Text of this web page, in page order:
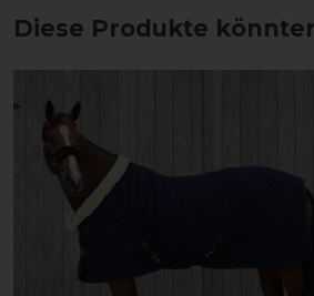
Diese Produkte